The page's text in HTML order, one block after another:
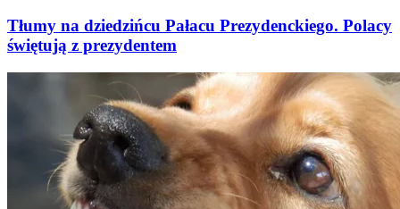
Tłumy na dziedzińcu Pałacu Prezydenckiego. Polacy
świętują z prezydentem